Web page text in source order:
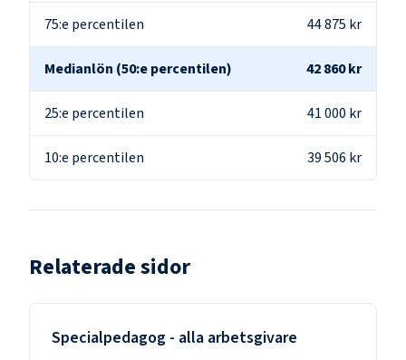
75:e percentilen 44 875 kr
Medianlön (50:e percentilen) 42 860 kr
25:e percentilen 41 000 kr
10:e percentilen 39 506 kr
Relaterade sidor
Specialpedagog - alla arbetsgivare